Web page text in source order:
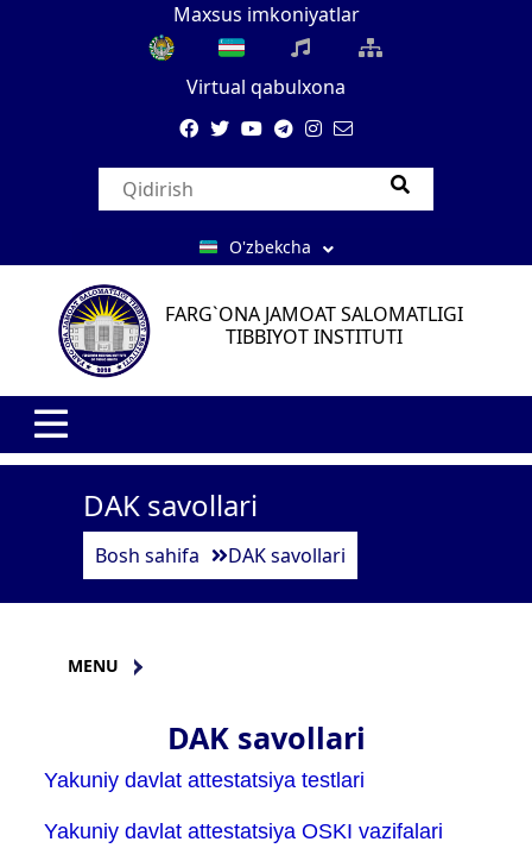
Maxsus imkoniyatlar
Virtual qabulxona
O'zbekcha
FARG`ONA JAMOAT SALOMATLIGI
TIBBIYOT INSTITUTI
DAK savollari
Bosh sahifa DAK savollari
MENU
DAK savollari
Yakuniy davlat attestatsiya testlari
Yakuniy davlat attestatsiya OSKI vazifalari